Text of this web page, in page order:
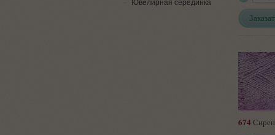
674
Ювелирная серединка